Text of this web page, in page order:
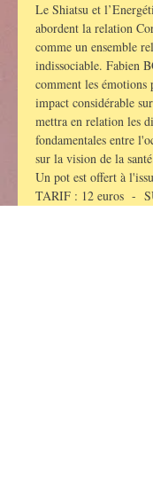
Le Shiatsu et
abordent la relation
comme un ensemble
indissociable. Fabien
comment les émotions
impact considérable
mettra en relation les
fondamentales entre
sur la vision de la
Un pot est offert à
TARIF : 12 euros  -